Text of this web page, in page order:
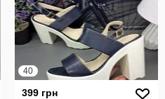
40
399 грн